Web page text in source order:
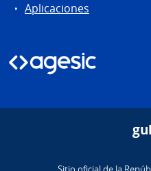
Aplicaciones